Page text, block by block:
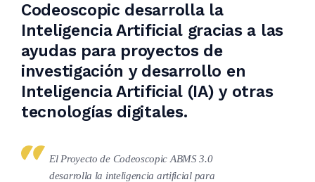
Codeoscopic desarrolla la
Inteligencia Artificial gracias a las
ayudas para proyectos de
investigación y desarrollo en
Inteligencia Artificial (IA) y otras
tecnologías digitales.
El Proyecto de Codeoscopic ABMS 3.0
desarrolla la inteligencia artificial para